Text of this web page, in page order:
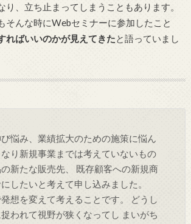
り、立ち止まってしまうこともあります。
そんな時にWebセミナーに参加したこと
ればいいのかが見えてきた と語っていまし
悩み、業績拡大のための施策に悩ん
り新規事業までは考えていないもの
新たな販売先、 既存顧客への新規商
したいと考えて申し込みました。
想を変えて考えることです。 どうし
われて視野が狭くなってし まいがち